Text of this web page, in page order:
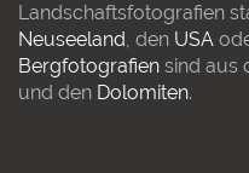
Landschaftsfotografien
Neuseeland, den USA
Bergfotografien sind aus
und den Dolomiten.